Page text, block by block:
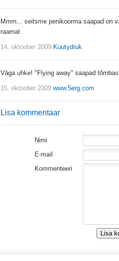
Mmm... seitsme penikoorma saapad on
raamat
14. oktoober 2009. Kuutydruk
Väga uhke! "Flying away" saapad
15. oktoober 2009.www.5erg.com
Lisa kommentaar
Nimi
E-mail
Kommenteeri